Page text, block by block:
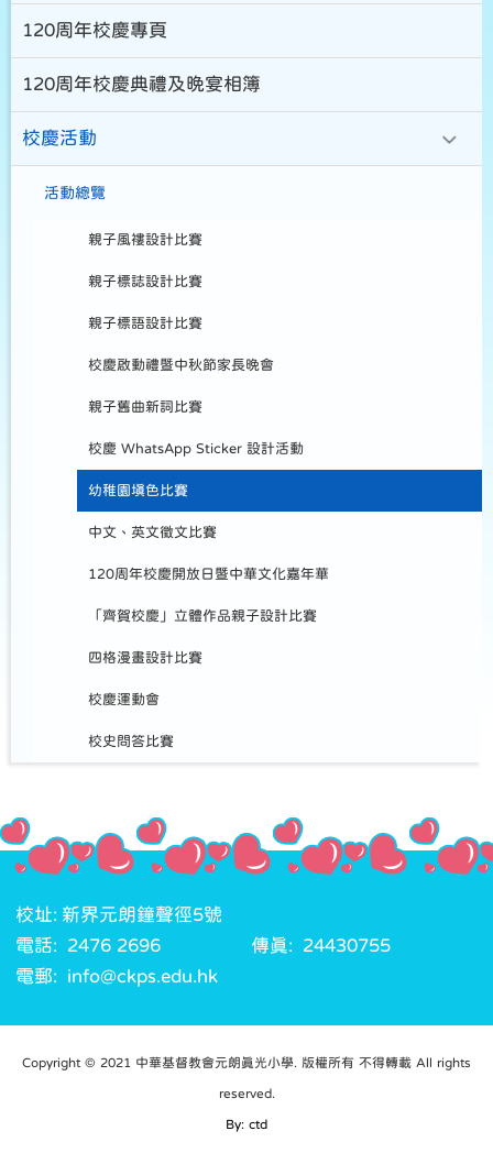
120周年校慶專頁
120周年校慶典禮及晚宴相簿
校慶活動
活動總覽
親子風褸設計比賽
親子標誌設計比賽
親子標語設計比賽
校慶啟動禮暨中秋節家長晚會
親子舊曲新詞比賽
校慶 WhatsApp Sticker 設計活動
幼稚園填色比賽
中文、英文徵文比賽
120周年校慶開放日暨中華文化嘉年華
「齊賀校慶」立體作品親子設計比賽
四格漫畫設計比賽
校慶運動會
校史問答比賽
校址: 新界元朗鐘聲徑5號
電話: 2476 2696
傳真: 24430755
電郵: info@ckps.edu.hk
Copyright © 2021 中華基督教會元朗真光小學. 版權所有 不得轉載 All rights
reserved.
By: ctd